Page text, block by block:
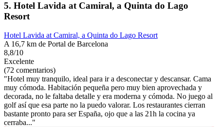
5. Hotel Lavida at Camiral, a Quinta do Lago
Resort
Hotel Lavida at Camiral, a Quinta do Lago Resort
A 16,7 km de Portal de Barcelona
8,8/10
Excelente
(72 comentarios)
"Hotel muy tranquilo, ideal para ir a desconectar y descansar. Cama
muy cómoda. Habitación pequeña pero muy bien aprovechada y
decorada, no le faltaba detalle y era moderna y cómoda. No juego al
golf así que esa parte no la puedo valorar. Los restaurantes cierran
bastante pronto para ser España, ojo que a las 21h la cocina ya
cerraba..."